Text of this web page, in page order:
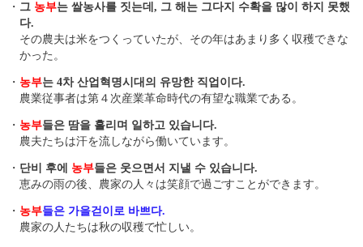
・ 그 농부는 쌀농사를 짓는데, 그 해는 그다지 수확을 많이 하지 못했
다.
その農夫は米をつくっていたが、その年はあまり多く収穫できな
かった。
・ 농부는 4차 산업혁명시대의 유망한 직업이다.
農業従事者は第４次産業革命時代の有望な職業である。
・ 농부들은 땀을 흘리며 일하고 있습니다.
農夫たちは汗を流しながら働いています。
・ 단비 후에 농부들은 웃으면서 지낼 수 있습니다.
恵みの雨の後、農家の人々は笑顔で過ごすことができます。
・ 농부들은 가을걷이로 바쁘다.
農家の人たちは秋の収穫で忙しい。